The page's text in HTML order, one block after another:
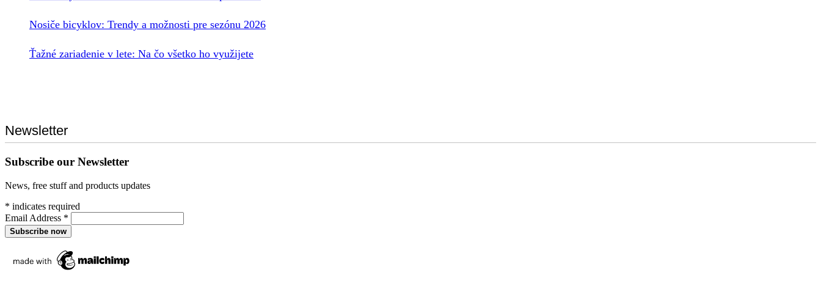
Nosiče bicyklov: Trendy a možnosti pre sezónu 2026
Ťažné zariadenie v lete: Na čo všetko ho využijete
Newsletter
Subscribe our Newsletter
News, free stuff and products updates
* indicates required
Email Address *